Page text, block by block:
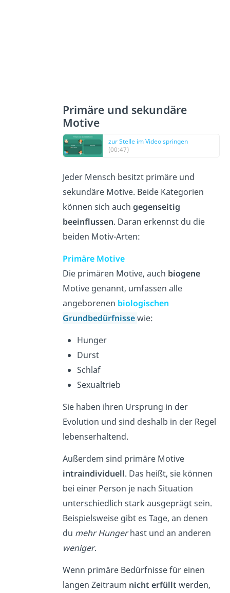
Primäre und sekundäre
Motive
zur Stelle im Video springen
(00:47)
Jeder Mensch besitzt primäre und
sekundäre Motive. Beide Kategorien
können sich auch gegenseitig
beeinflussen. Daran erkennst du die
beiden Motiv-Arten:
Primäre Motive
Die primären Motive, auch biogene
Motive genannt, umfassen alle
angeborenen biologischen
Grundbedürfnissewie:
Hunger
Durst
Schlaf
Sexualtrieb
Sie haben ihren Ursprung in der
Evolution und sind deshalb in der Regel
lebenserhaltend.
Außerdem sind primäre Motive
intraindividuell. Das heißt, sie können
bei einer Person je nach Situation
unterschiedlich stark ausgeprägt sein.
Beispielsweise gibt es Tage, an denen
du mehr Hungerhast und an anderen
weniger.
Wenn primäre Bedürfnisse für einen
langen Zeitraum nicht erfüllt werden,